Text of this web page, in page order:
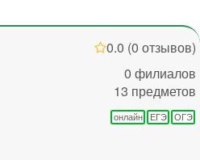
0.0 (0 отзывов)
0 филиалов
13 предметов
онлайн ЕГЭ ОГЭ